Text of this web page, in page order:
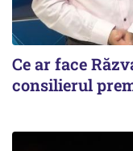
Ce ar face
consilierul